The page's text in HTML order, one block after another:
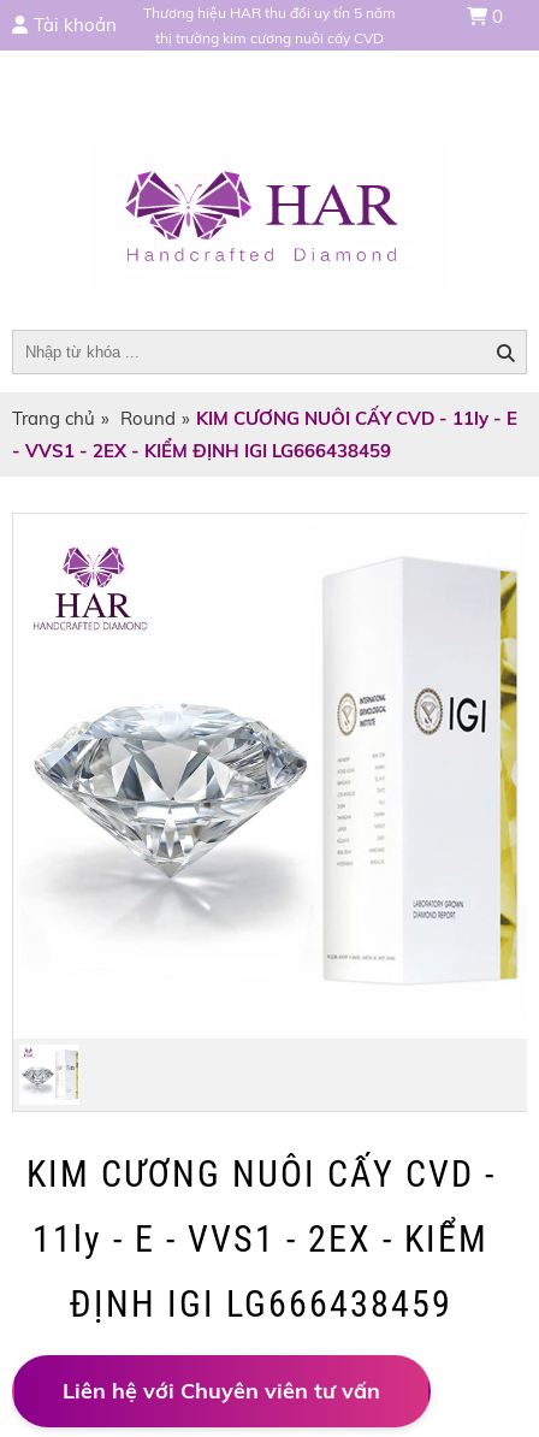
Tài khoản
Thương hiệu HAR thu đổi uy tín 5 năm
thị trường kim cương nuôi cấy CVD
0
Trang chủ » Round » KIM CƯƠNG NUÔI CẤY CVD - 11ly - E
- VVS1 - 2EX - KIỂM ĐỊNH IGI LG666438459
KIM CƯƠNG NUÔI CẤY CVD -
11ly - E - VVS1 - 2EX - KIỂM
ĐỊNH IGI LG666438459
Liên hệ với Chuyên viên tư vấn